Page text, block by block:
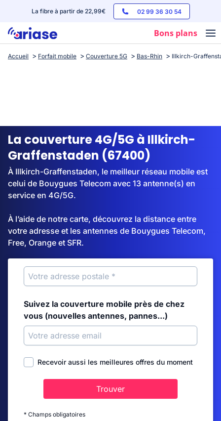
La fibre à partir de 22,99€ 02 99 36 30 54
Bons plans
Box internet
Streaming
Accueil Forfait mobile Couverture 5G Bas-Rhin Illkirch-
La couverture 4G/5G à Illkirch-
Graffenstaden (67400)
À Illkirch-Graffenstaden, le meilleur réseau mobile est
celui de Bouygues Telecom avec 13 antenne(s) en
service en 4G/5G.
À l’aide de notre carte, découvrez la distance entre
votre adresse et les antennes de Bouygues Telecom,
Free, Orange et SFR.
Suivez la couverture mobile près de chez
vous (nouvelles antennes, pannes...)
Recevoir aussi les meilleures offres du moment
Trouver
* Champs obligatoires